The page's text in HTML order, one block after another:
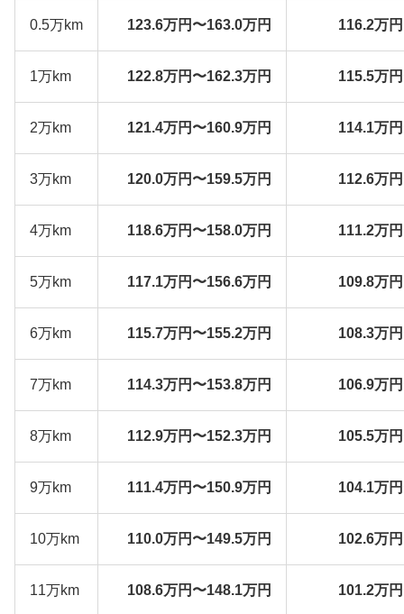
0.5万km 123.6万円〜163.0万円 116.2万
1万km 122.8万円〜162.3万円 115.5万
2万km 121.4万円〜160.9万円 114.1万
3万km 120.0万円〜159.5万円 112.6万
4万km 118.6万円〜158.0万円 111.2万
5万km 117.1万円〜156.6万円 109.8万
6万km 115.7万円〜155.2万円 108.3万
7万km 114.3万円〜153.8万円 106.9万
8万km 112.9万円〜152.3万円 105.5万
9万km 111.4万円〜150.9万円 104.1万
10万km 110.0万円〜149.5万円 102.6万
11万km 108.6万円〜148.1万円 101.2万